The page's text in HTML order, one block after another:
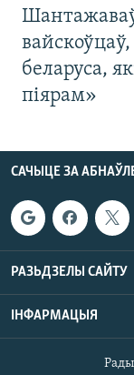
Шантажаваў
беларуса,
піярам»
САЧЫЦЕ ЗА
РАЗЬДЗЕЛЫ САЙТУ
ІНФАРМАЦЫЯ